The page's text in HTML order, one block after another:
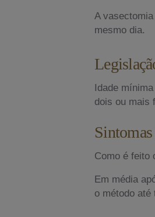
A
mesmo dia.
Idade
dois ou mais
Como é feito
Em média
o método até